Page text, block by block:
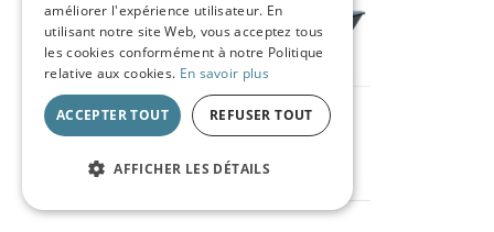
améliorer l'expérience utilisateur. En
utilisant notre site Web, vous acceptez tous
les cookies conformément à notre Politique
relative aux cookies. En savoir plus
ACCEPTER TOUT REFUSER TOUT
AFFICHER LES DÉTAILS